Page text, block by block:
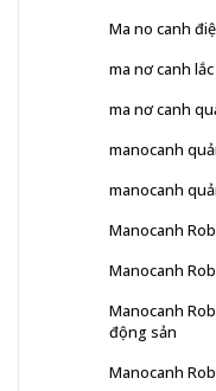
Ma no canh
ma nơ canh
ma nơ canh
manocanh
manocanh
Manocanh
Manocanh
Manocanh
động sản
Manocanh